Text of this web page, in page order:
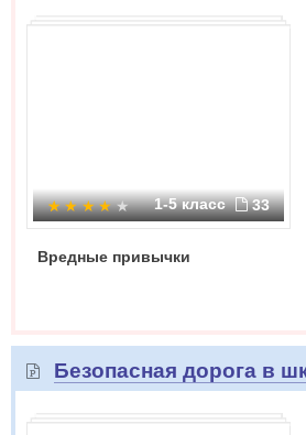
1-5 класс 33
Вредные привычки
Безопасная дорога в